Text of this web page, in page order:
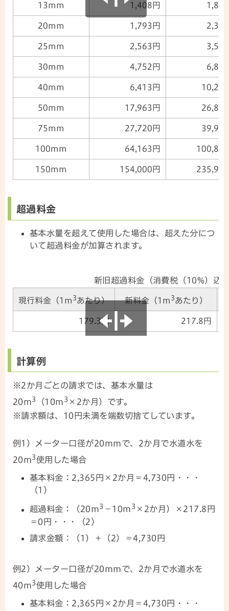
13mm 1,408円
20mm 1,793円
25mm 2,563円
30mm 4,752円
40mm 6,413円
50mm 17,963円
75mm 27,720円
100mm 64,163円
150mm 154,000円
超過料金
基本水量を超えて使用した場合は、超えた分につ
いて超過料金が加算されます。
新旧超過料金（消費税（10%）込
現行料金（1m 3あたり） 新料金（1m 3あたり）
179.3円 217.8円
計算例
※2か月ごとの請求では、基本水量は
20m3 （10m 3 ×2か月）です。
※請求額は、10円未満を端数切捨てしています。
例1）メーター口径が20mmで、2か月で水道水を
20m3使用した場合
基本料金：2,365円×2か月＝4,730円・・・
（1）
超過料金：（20m3 －10m 3 ×2か月）×217.8円
＝0円・・・（2）
請求金額：（1）＋（2）＝4,730円
例2）メーター口径が20mmで、2か月で水道水を
40m3使用した場合
基本料金：2,365円×2か月＝4,730円・・・